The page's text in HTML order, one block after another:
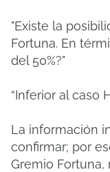
"Existe la
Fortuna. En
del 50%?"
“Inferior al caso
La información
confirmar; por
Gremio